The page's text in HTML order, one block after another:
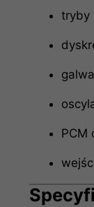
tryby
PCM